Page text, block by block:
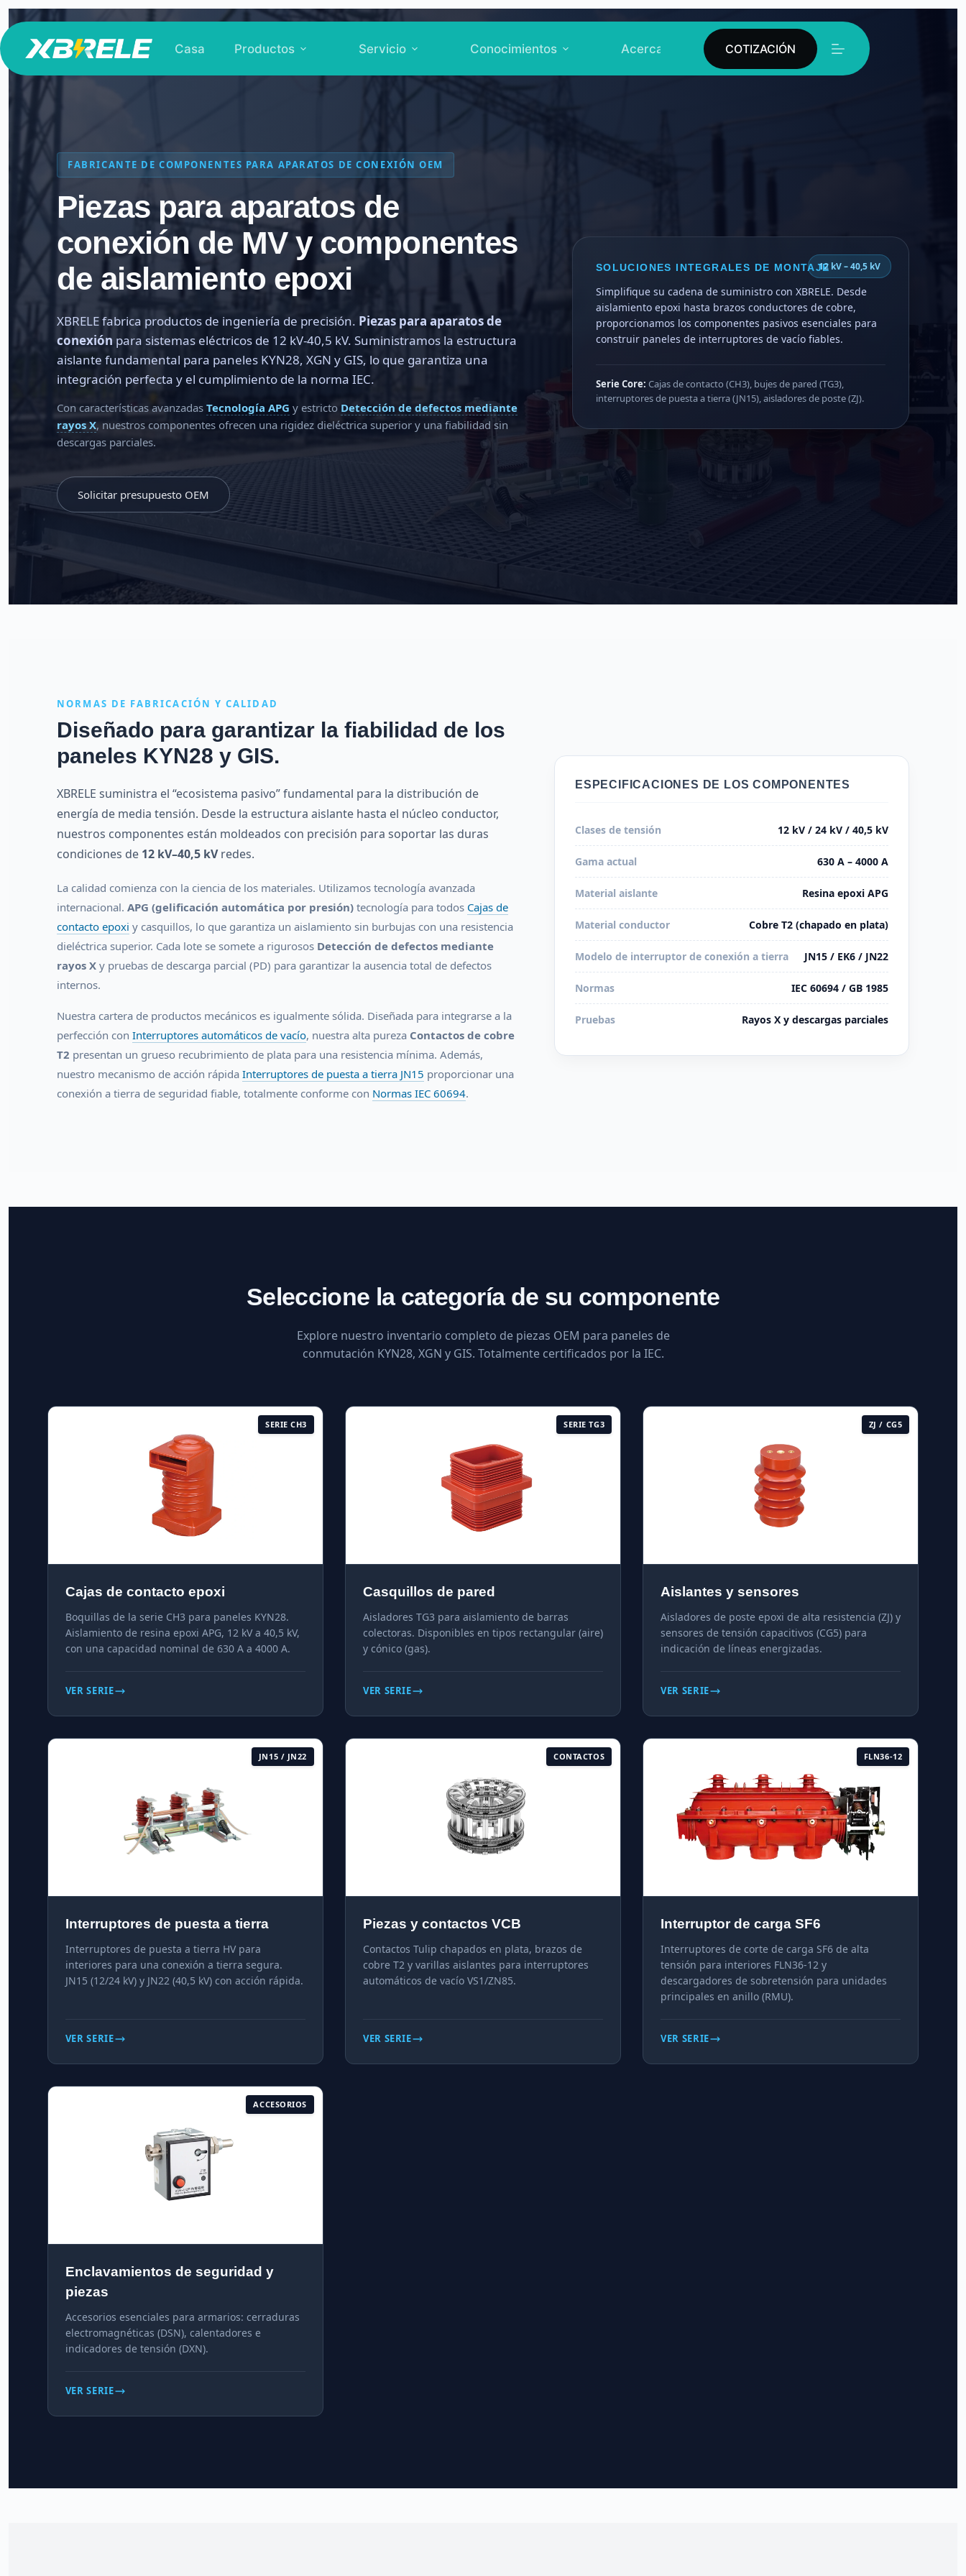
Saltar
al
contenido
Casa Productos Servicio Conocimientos Acerca De Contacto
COTIZACIÓN
FABRICANTE DE COMPONENTES PARA APARATOS DE CONEXIÓN OEM
Piezas para aparatos de
conexión de MV y componentes
de aislamiento epoxi
XBRELE fabrica productos de ingeniería de precisión. Piezas para aparatos de
conexión para sistemas eléctricos de 12 kV-40,5 kV. Suministramos la estructura
aislante fundamental para paneles KYN28, XGN y GIS, lo que garantiza una
integración perfecta y el cumplimiento de la norma IEC.
Con características avanzadasTecnología APG y estricto Detección de defectos mediante
rayos X, nuestros componentes ofrecen una rigidez dieléctrica superior y una fiabilidad sin
descargas parciales.
Solicitar presupuesto OEM
SOLUCIONES INTEGRALES DE MONTAJE
Simplifique su cadena de suministro con XBRELE. Desde
aislamiento epoxi hasta brazos conductores de cobre,
proporcionamos los componentes pasivos esenciales para
construir paneles de interruptores de vacío fiables.
12 kV – 40,5 kV
Serie Core: Cajas de contacto (CH3), bujes de pared (TG3),
interruptores de puesta a tierra (JN15), aisladores de poste (ZJ).
NORMAS DE FABRICACIÓN Y CALIDAD
Diseñado para garantizar la fiabilidad de los
paneles KYN28 y GIS.
XBRELE suministra el “ecosistema pasivo” fundamental para la distribución de
energía de media tensión. Desde la estructura aislante hasta el núcleo conductor,
nuestros componentes están moldeados con precisión para soportar las duras
condiciones de 12 kV–40,5 kVredes.
La calidad comienza con la ciencia de los materiales. Utilizamos tecnología avanzada
internacional.APG (gelificación automática por presión) tecnología para todos Cajas de
contacto epoxi y casquillos, lo que garantiza un aislamiento sin burbujas con una resistencia
dieléctrica superior. Cada lote se somete a rigurosos Detección de defectos mediante
rayos X y pruebas de descarga parcial (PD) para garantizar la ausencia total de defectos
internos.
Nuestra cartera de productos mecánicos es igualmente sólida. Diseñada para integrarse a la
perfección conInterruptores automáticos de vacío, nuestra alta pureza Contactos de cobre
T2 presentan un grueso recubrimiento de plata para una resistencia mínima. Además,
nuestro mecanismo de acción rápidaInterruptores de puesta a tierra JN15 proporcionar una
conexión a tierra de seguridad fiable, totalmente conforme con Normas IEC 60694.
ESPECIFICACIONES DE LOS COMPONENTES
Clases de tensión 12 kV / 24 kV / 40,5 kV
Gama actual 630 A – 4000 A
Material aislante Resina epoxi APG
Material conductor Cobre T2 (chapado en plata)
Modelo de interruptor de conexión a tierra JN15 / EK6 / JN22
Normas IEC 60694 / GB 1985
Pruebas Rayos X y descargas parciales
Seleccione la categoría de su componente
Explore nuestro inventario completo de piezas OEM para paneles de
conmutación KYN28, XGN y GIS. Totalmente certificados por la IEC.
SERIE CH3
Cajas de contacto epoxi
Boquillas de la serie CH3 para paneles KYN28.
Aislamiento de resina epoxi APG, 12 kV a 40,5 kV,
con una capacidad nominal de 630 A a 4000 A.
VER SERIE
SERIE TG3
Casquillos de pared
Aisladores TG3 para aislamiento de barras
colectoras. Disponibles en tipos rectangular (aire)
y cónico (gas).
VER SERIE
ZJ / CG5
Aislantes y sensores
Aisladores de poste epoxi de alta resistencia (ZJ) y
sensores de tensión capacitivos (CG5) para
indicación de líneas energizadas.
VER SERIE
JN15 / JN22
Interruptores de puesta a tierra
Interruptores de puesta a tierra HV para
interiores para una conexión a tierra segura.
JN15 (12/24 kV) y JN22 (40,5 kV) con acción rápida.
VER SERIE
CONTACTOS
Piezas y contactos VCB
Contactos Tulip chapados en plata, brazos de
cobre T2 y varillas aislantes para interruptores
automáticos de vacío VS1/ZN85.
VER SERIE
FLN36-12
Interruptor de carga SF6
Interruptores de corte de carga SF6 de alta
tensión para interiores FLN36-12 y
descargadores de sobretensión para unidades
principales en anillo (RMU).
VER SERIE
ACCESORIOS
Enclavamientos de seguridad y
piezas
Accesorios esenciales para armarios: cerraduras
electromagnéticas (DSN), calentadores e
indicadores de tensión (DXN).
VER SERIE